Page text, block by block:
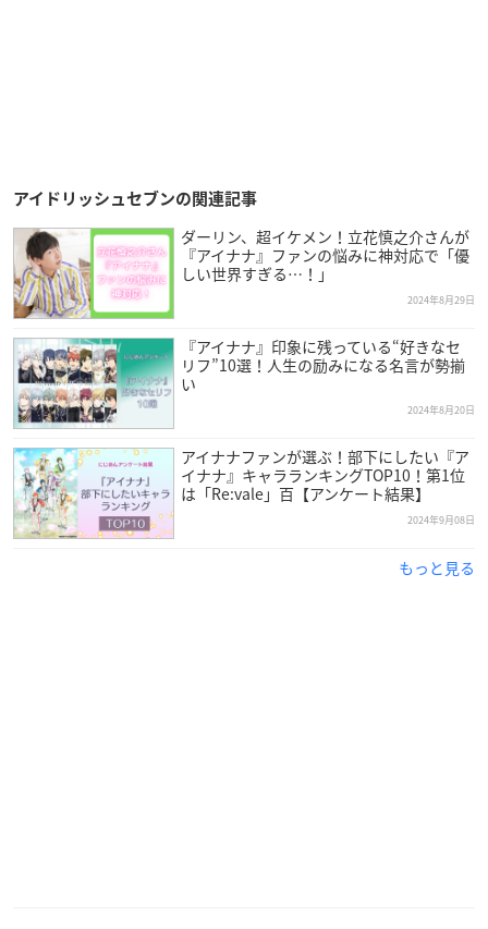
アイドリッシュセブンの関連記事
ダーリン、超イケメン！立花慎之介さんが
『アイナナ』ファンの悩みに神対応で「優
しい世界すぎる…！」
2024年8月29日
『アイナナ』印象に残っている“好きなセ
リフ”10選！人生の励みになる名言が勢揃
い
2024年8月20日
アイナナファンが選ぶ！部下にしたい『ア
イナナ』キャラランキングTOP10！第1位
は「Re:vale」百【アンケート結果】
2024年9月08日
もっと見る